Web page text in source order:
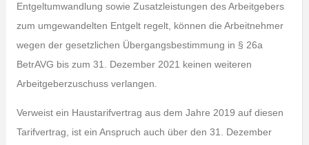
Entgeltumwandlung sowie Zusatzleistungen des Arbeitgebers
zum umgewandelten Entgelt regelt, können die Arbeitnehmer
wegen der gesetzlichen Übergangsbestimmung in § 26a
BetrAVG bis zum 31. Dezember 2021 keinen weiteren
Arbeitgeberzuschuss verlangen.
Verweist ein Haustarifvertrag aus dem Jahre 2019 auf diesen
Tarifvertrag, ist ein Anspruch auch über den 31. Dezember